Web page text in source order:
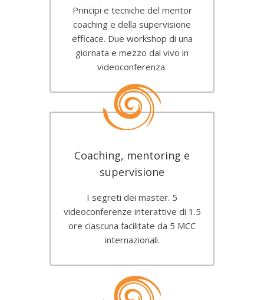
Principi e tecniche del mentor
coaching e della supervisione
efficace. Due workshop di una
giornata e mezzo dal vivo in
videoconferenza.
Coaching, mentoring e
supervisione
I segreti dei master. 5
videoconferenze interattive di 1.5
ore ciascuna facilitate da 5 MCC
internazionali.